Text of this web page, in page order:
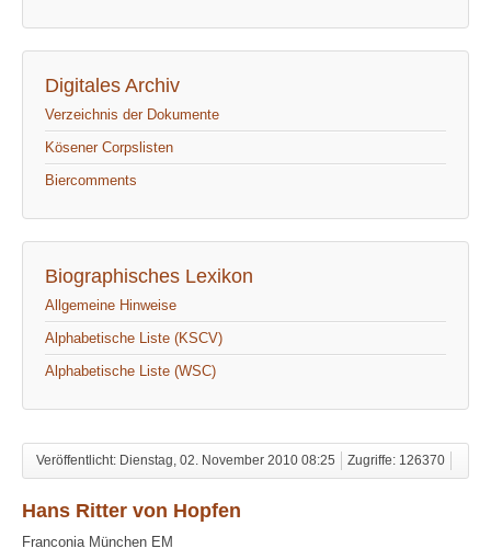
Digitales Archiv
Verzeichnis der Dokumente
Kösener Corpslisten
Biercomments
Biographisches Lexikon
Allgemeine Hinweise
Alphabetische Liste (KSCV)
Alphabetische Liste (WSC)
Veröffentlicht: Dienstag, 02. November 2010 08:25 Zugriffe: 126370
Hans Ritter von Hopfen
Franconia München EM